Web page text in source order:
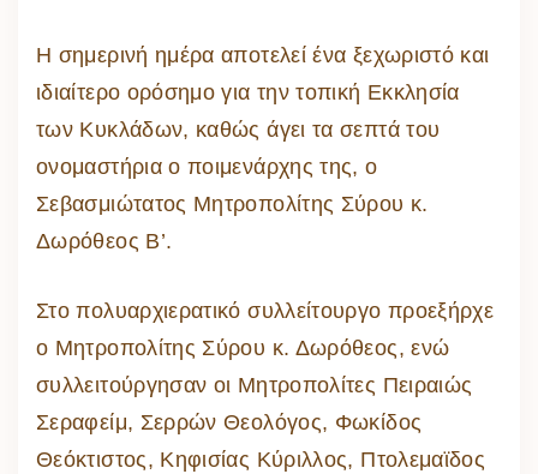
Η σημερινή ημέρα αποτελεί ένα ξεχωριστό και
ιδιαίτερο ορόσημο για την τοπική Εκκλησία
των Κυκλάδων, καθώς άγει τα σεπτά του
ονομαστήρια ο ποιμενάρχης της, ο
Σεβασμιώτατος Μητροπολίτης Σύρου κ.
Δωρόθεος Β’.
Στο πολυαρχιερατικό συλλείτουργο προεξήρχε
ο Μητροπολίτης Σύρου κ. Δωρόθεος, ενώ
συλλειτούργησαν οι Μητροπολίτες Πειραιώς
Σεραφείμ, Σερρών Θεολόγος, Φωκίδος
Θεόκτιστος, Κηφισίας Κύριλλος, Πτολεμαϊδος